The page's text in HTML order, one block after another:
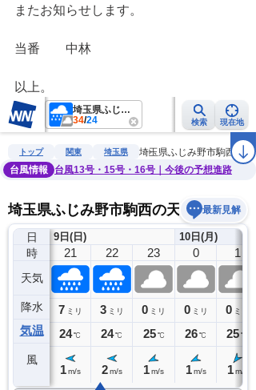
またお知らせします。
当番　　中林
以上。